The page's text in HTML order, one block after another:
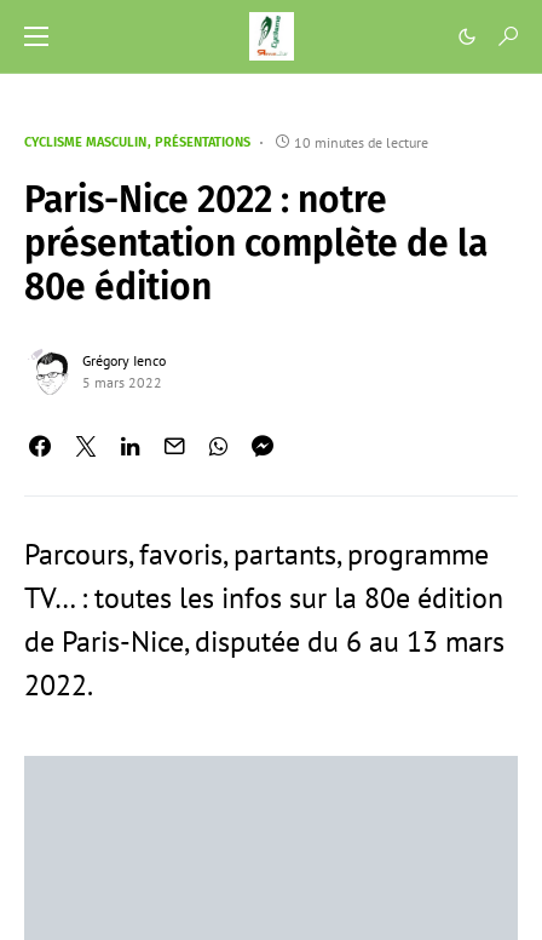
CYCLISME MASCULIN PRÉSENTATIONS 10 minutes de lecture
Paris-Nice 2022 : notre
présentation complète de la
80e édition
Grégory Ienco
5 mars 2022
Parcours, favoris, partants, programme
TV… : toutes les infos sur la 80e édition
de Paris-Nice, disputée du 6 au 13 mars
2022.